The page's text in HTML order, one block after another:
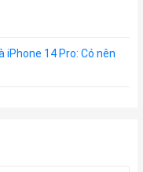
iPhone 14 Pro: Có nên